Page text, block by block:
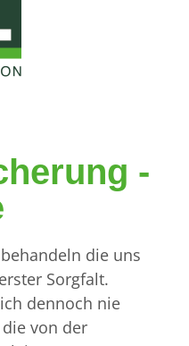
-
die uns
Sorgfalt.
dennoch nie
von der